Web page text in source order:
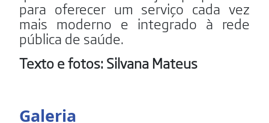
para oferecer um serviço cada vez
mais moderno e integrado à rede
pública de saúde.
Texto e fotos: Silvana Mateus
Galeria